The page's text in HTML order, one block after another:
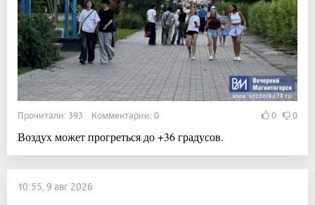
Прочитали: 393 Комментарии: 0 0 0
Воздух может прогреться до +36 градусов.
10:55, 9 авг 2026